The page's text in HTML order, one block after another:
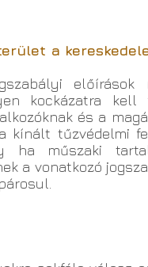
a
kockázatra kell
és a
kínált tűzvédelmi
ha műszaki
a vonatkozó